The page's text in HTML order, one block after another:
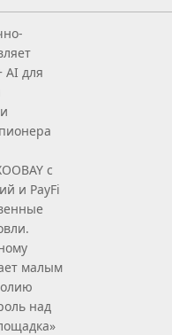
AI для
с
и PayFi
малым
над